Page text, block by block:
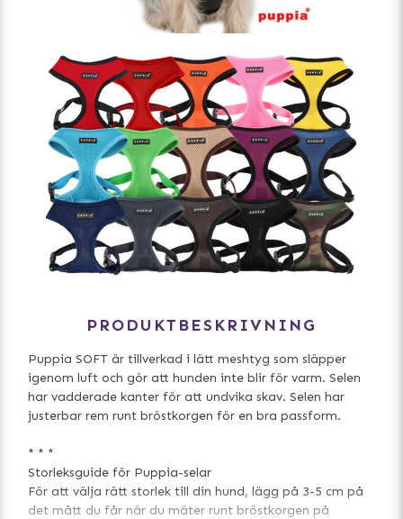
PRODUKTBESKRIVNING
Puppia SOFT är tillverkad i lätt meshtyg som släpper
igenom luft och gör att hunden inte blir för varm. Selen
har vadderade kanter för att undvika skav. Selen har
justerbar rem runt bröstkorgen för en bra passform.
* * *
Storleksguide för Puppia-selar
För att välja rätt storlek till din hund, lägg på 3-5 cm på
det mått du får när du mäter runt bröstkorgen på